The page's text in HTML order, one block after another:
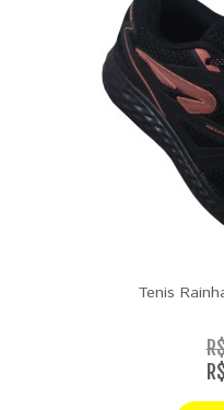
Tenis